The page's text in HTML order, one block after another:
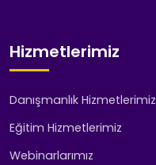
Hizmetlerimiz
Danışmanlık Hizmetlerimiz
Eğitim Hizmetlerimiz
Webinarlarımız